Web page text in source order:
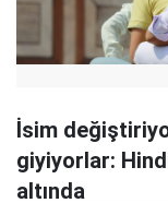
İsim
giyiyorlar:
altında